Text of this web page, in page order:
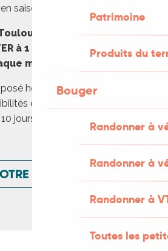
Patrimoine
Produits du
Bouger
Randonner à
Randonner à
Randonner à
Toutes les
saison estivale).
ou en Occitanie :
à 1 euro les premiers
mois.
hors période estivale en
et l’achat du billet à 1 € est
jours avant la date de votre
ITINÉRAIRE